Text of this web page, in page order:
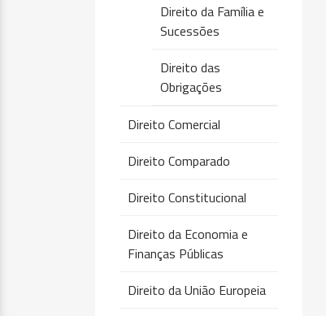
Direito da Família e
Sucessões
Direito das
Obrigações
Direito Comercial
Direito Comparado
Direito Constitucional
Direito da Economia e
Finanças Públicas
Direito da União Europeia